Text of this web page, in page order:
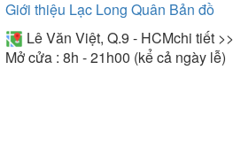
Giới thiệu Lạc Long Quân Bản đồ
Lê Văn Việt, Q.9 - HCMchi tiết >>
Mở cửa : 8h - 21h00 (kể cả ngày lễ)